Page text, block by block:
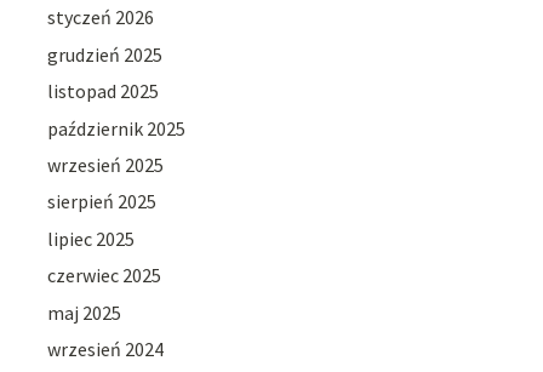
styczeń 2026
grudzień 2025
listopad 2025
październik 2025
wrzesień 2025
sierpień 2025
lipiec 2025
czerwiec 2025
maj 2025
wrzesień 2024